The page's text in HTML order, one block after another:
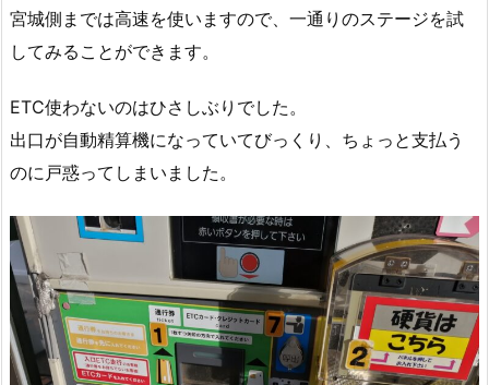
宮城側までは高速を使いますので、一通りのステージを試
してみることができます。
ETC使わないのはひさしぶりでした。
出口が自動精算機になっていてびっくり、ちょっと支払う
のに戸惑ってしまいました。